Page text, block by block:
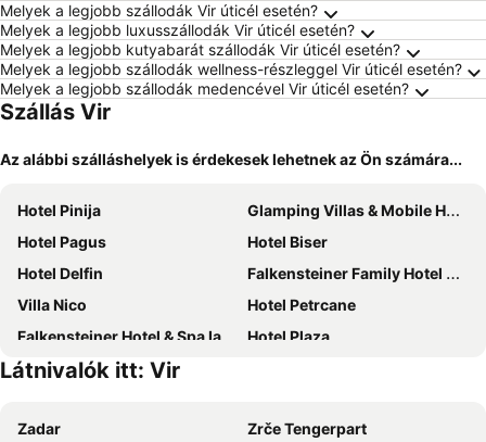
Melyek a legjobb szállodák Vir úticél esetén?
Melyek a legjobb luxusszállodák Vir úticél esetén?
Melyek a legjobb kutyabarát szállodák Vir úticél esetén?
Melyek a legjobb szállodák wellness-részleggel Vir úticél esetén?
Melyek a legjobb szállodák medencével Vir úticél esetén?
Szállás Vir
Az alábbi szálláshelyek is érdekesek lehetnek az Ön számára...
Hotel Pinija
Glamping Villas & Mobile Homes Avalona
Hotel Pagus
Hotel Biser
Hotel Delfin
Falkensteiner Family Hotel Diadora
Villa Nico
Hotel Petrcane
Falkensteiner Hotel & Spa Iadera
Hotel Plaza
Hotel Laguna
Apartments Marko
Villa Matea - Vir
Látnivalók itt: Vir
Zadar
Zrče Tengerpart